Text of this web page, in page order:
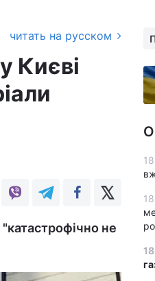
читать на русском
Києві
не